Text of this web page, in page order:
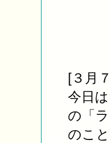
[３月
今日
の「
のこ